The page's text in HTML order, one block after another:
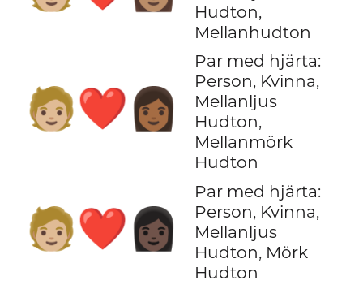
Hudton,
Mellanhudton
🧑🏼‍❤️‍👩🏾
Par med hjärta:
Person, Kvinna,
Mellanljus
Hudton,
Mellanmörk
Hudton
🧑🏼‍❤️‍👩🏿
Par med hjärta:
Person, Kvinna,
Mellanljus
Hudton, Mörk
Hudton